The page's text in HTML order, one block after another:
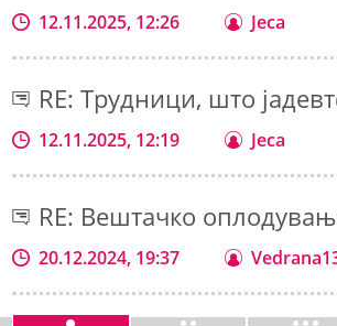
12.11.2025, 12:26 Jeca
RE: Трудници, што
12.11.2025, 12:19 Jeca
RE: Вештачко
20.12.2024, 19:37